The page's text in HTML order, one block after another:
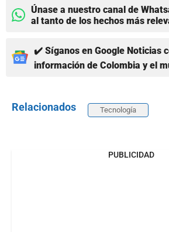
Únase a nuestro canal de
al tanto de los hechos más
✔️ Síganos en Google Noticias
información de Colombia y el
Relacionados Tecnología
PUBLICIDAD